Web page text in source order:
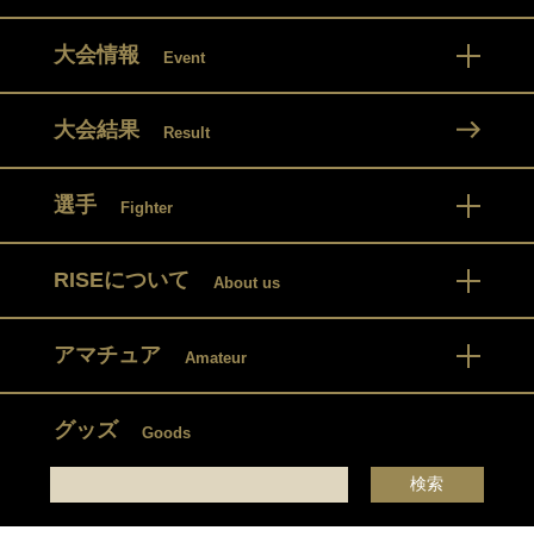
大会情報 Event
大会結果 Result
選手 Fighter
RISEについて About us
アマチュア Amateur
グッズ Goods